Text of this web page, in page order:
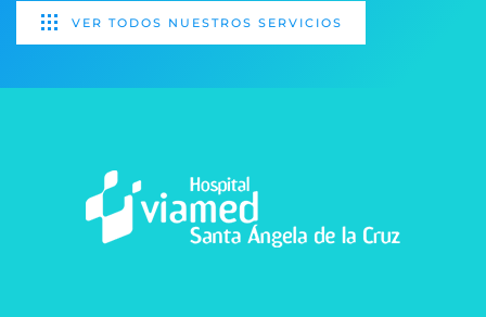
VER TODOS NUESTROS SERVICIOS